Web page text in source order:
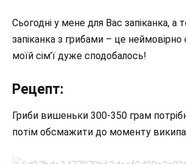
Сьогодні у мене для Вас запіканка, а
запіканка з грибами – це неймовірно
моїй сім’ї дуже сподобалось!
Рецепт:
Гриби вишеньки 300-350 грам
потім обсмажити до моменту